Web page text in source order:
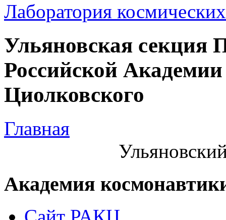
Лаборатория
Ульяновская секция
Российской
Циолковского
Главная
Академия